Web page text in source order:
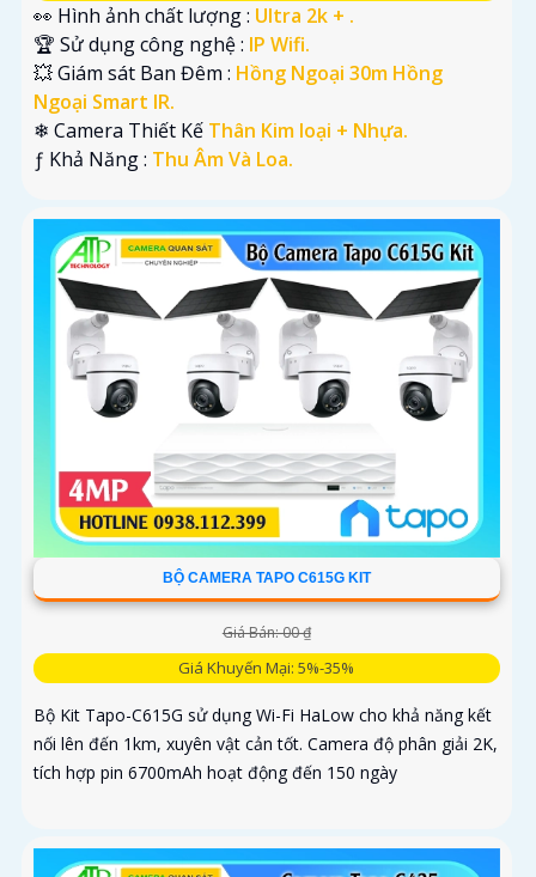
👀 Hình ảnh chất lượng : Ultra 2k + .
🏆 Sử dụng công nghệ : IP Wifi.
💥 Giám sát Ban Đêm : Hồng Ngoại 30m Hồng
Ngoại Smart IR.
❄ Camera Thiết Kế Thân Kim loại + Nhựa.
️ƒ Khả Năng : Thu Âm Và Loa.
BỘ CAMERA TAPO C615G KIT
Giá Bán: 00 ₫
Giá Khuyến Mại: 5%-35%
Bộ Kit Tapo-C615G sử dụng Wi-Fi HaLow cho khả năng kết
nối lên đến 1km, xuyên vật cản tốt. Camera độ phân giải 2K,
tích hợp pin 6700mAh hoạt động đến 150 ngày